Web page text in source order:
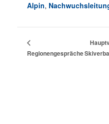
Alpin,
Regionengespräche